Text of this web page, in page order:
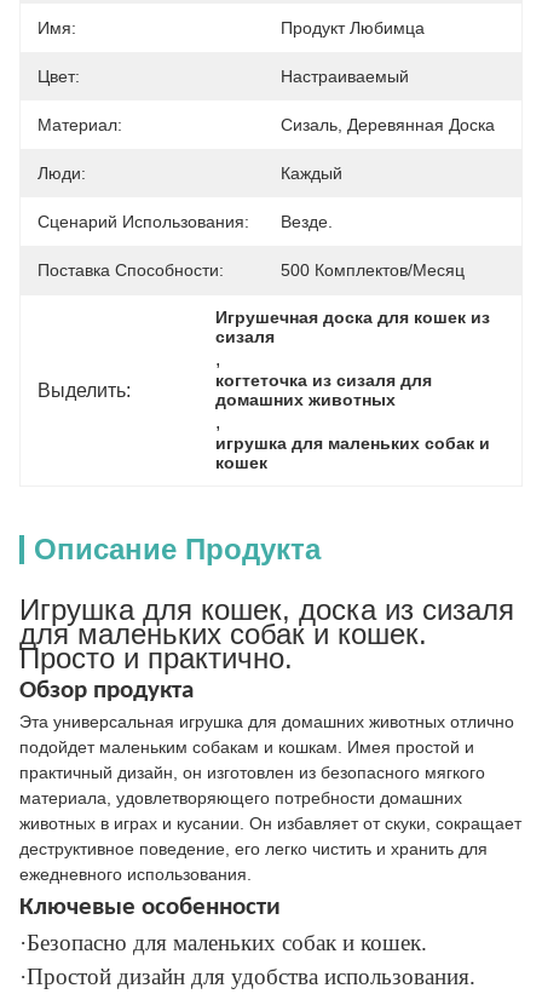
Имя: Продукт Любимца
Цвет: Настраиваемый
Материал: Сизаль, Деревянная Доска
Люди: Каждый
Сценарий Использования: Везде.
Поставка Способности: 500 Комплектов/месяц
Выделить:
Игрушечная доска для кошек из
сизаля
,
когтеточка из сизаля для
домашних животных
,
игрушка для маленьких собак и
кошек
Описание Продукта
Игрушка для кошек, доска из сизаля
для маленьких собак и кошек.
Просто и практично.
Обзор продукта
Эта универсальная игрушка для домашних животных отлично
подойдет маленьким собакам и кошкам. Имея простой и
практичный дизайн, он изготовлен из безопасного мягкого
материала, удовлетворяющего потребности домашних
животных в играх и кусании. Он избавляет от скуки, сокращает
деструктивное поведение, его легко чистить и хранить для
ежедневного использования.
Ключевые особенности
·Безопасно для маленьких собак и кошек.
·Простой дизайн для удобства использования.